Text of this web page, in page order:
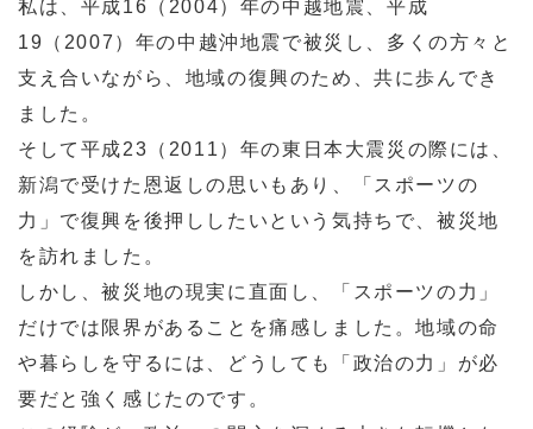
私は、平成16（2004）年の中越地震、平成
19（2007）年の中越沖地震で被災し、多くの方々と
支え合いながら、地域の復興のため、共に歩んでき
ました。
そして平成23（2011）年の東日本大震災の際には、
新潟で受けた恩返しの思いもあり、「スポーツの
力」で復興を後押ししたいという気持ちで、被災地
を訪れました。
しかし、被災地の現実に直面し、「スポーツの力」
だけでは限界があることを痛感しました。地域の命
や暮らしを守るには、どうしても「政治の力」が必
要だと強く感じたのです。